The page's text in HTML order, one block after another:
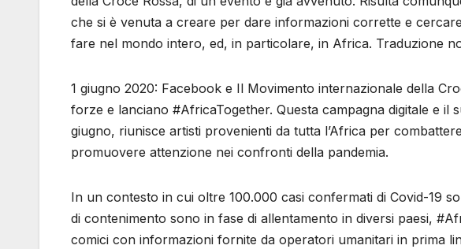
che si è venuta a creare per dare informazioni corrette e
fare nel mondo intero, ed, in particolare, in Africa. Traduzione
1 giugno 2020: Facebook e Il Movimento internazionale della
forze e lanciano #AfricaTogether. Questa campagna digitale e il
giugno, riunisce artisti provenienti da tutta l’Africa per
promuovere attenzione nei confronti della pandemia.
In un contesto in cui oltre 100.000 casi confermati di Covid-19
di contenimento sono in fase di allentamento in diversi paesi,
comici con informazioni fornite da operatori umanitari in prima